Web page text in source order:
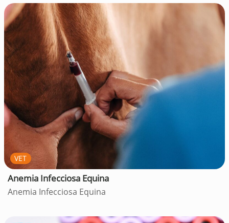
VET
Anemia Infecciosa Equina
Anemia Infecciosa Equina